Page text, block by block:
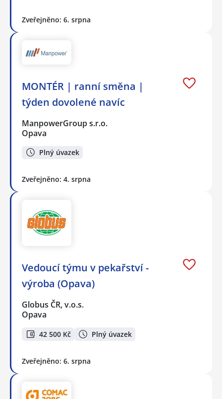
Zveřejněno: 6. srpna
MONTÉR | ranní směna |
týden dovolené navíc
ManpowerGroup s.r.o.
Opava
Plný úvazek
Zveřejněno: 4. srpna
Vedoucí týmu v pekařství -
výroba (Opava)
Globus ČR, v.o.s.
Opava
42 500 Kč Plný úvazek
Zveřejněno: 6. srpna